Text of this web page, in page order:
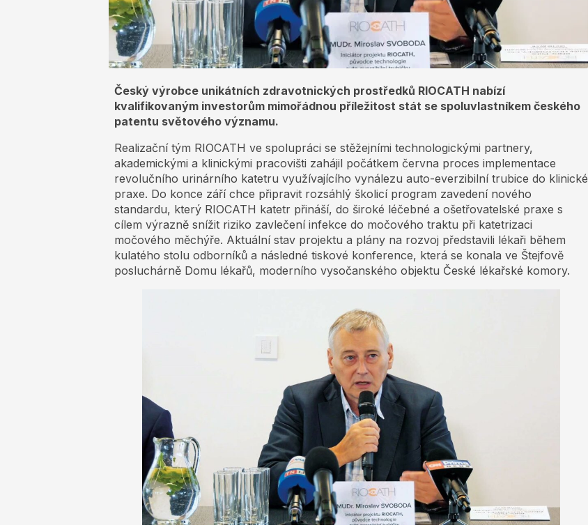
Český výrobce unikátních zdravotnických prostředků RIOCATH nabízí
kvalifikovaným investorům mimořádnou příležitost stát se spoluvlastníkem českého
patentu světového významu.
Realizační tým RIOCATH ve spolupráci se stěžejními technologickými partnery,
akademickými a klinickými pracovišti zahájil počátkem června proces implementace
revolučního urinárního katetru využívajícího vynálezu auto-everzibilní trubice do klinické
praxe. Do konce září chce připravit rozsáhlý školicí program zavedení nového
standardu, který RIOCATH katetr přináší, do široké léčebné a ošetřovatelské praxe s
cílem výrazně snížit riziko zavlečení infekce do močového traktu při katetrizaci
močového měchýře. Aktuální stav projektu a plány na rozvoj představili lékaři během
kulatého stolu odborníků a následné tiskové konference, která se konala ve Štejfově
posluchárně Domu lékařů, moderního vysočanského objektu České lékařské komory.